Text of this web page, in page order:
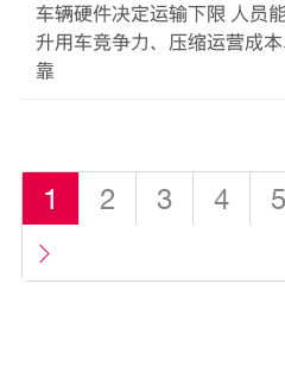
车辆硬件决定运输下限 人员
升用车竞争力、压缩运营成
靠
1 2 3 4 5
